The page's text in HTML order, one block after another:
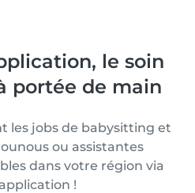
le soin
portée de main
les jobs de babysitting et
ou assistantes
dans votre région via
!